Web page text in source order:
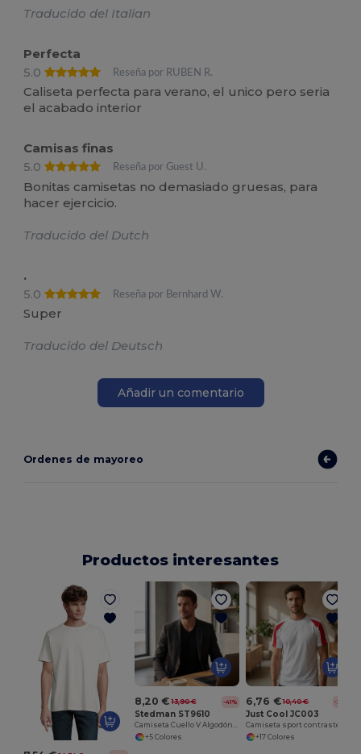
Traducido del Italian
Perfecta
5.0
Reseña por RUBEN R.
Caliseta perfecta para verano, el unico pero seria
el acabado interior
Camisas finas
5.0
Reseña por Guest U.
Bonitas camisetas no demasiado gruesas, para
hacer ejercicio.
Traducido del Dutch
.
5.0
Reseña por Bernhard W.
Super
Traducido del Deutsch
Añadir un comentario
Ordenes de mayoreo
Productos interesantes
8,20 € 13,90 € -41%
Stedman ST9610
Camiseta Cuello V Algodón Elástico Premium
+5 Colores
6,76 € 10,40 € -35%
Just Cool JC003
Camiseta sport contraste
+17 Colores